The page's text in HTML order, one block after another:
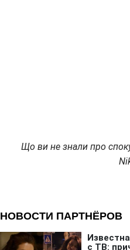
Що ви не знали про